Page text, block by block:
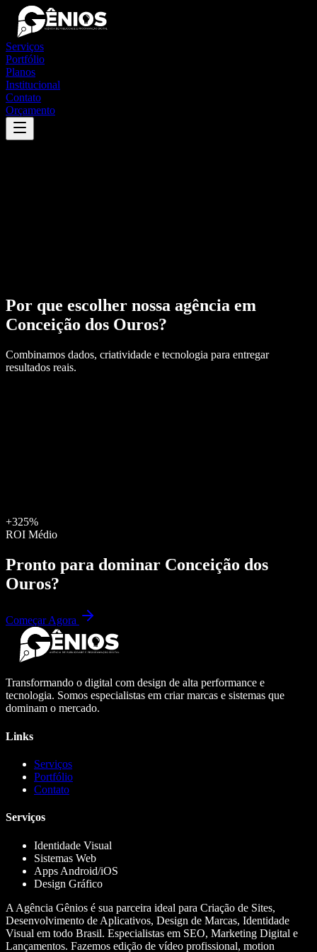
Serviços
Portfólio
Planos
Institucional
Contato
Orçamento
Por que escolher nossa agência em
Conceição dos Ouros?
Combinamos dados, criatividade e tecnologia para entregar
resultados reais.
+325%
ROI Médio
Pronto para dominar Conceição dos
Ouros?
Começar Agora
Transformando o digital com design de alta performance e
tecnologia. Somos especialistas em criar marcas e sistemas que
dominam o mercado.
Links
Serviços
Portfólio
Contato
Serviços
Identidade Visual
Sistemas Web
Apps Android/iOS
Design Gráfico
A Agência Gênios é sua parceira ideal para Criação de Sites,
Desenvolvimento de Aplicativos, Design de Marcas, Identidade
Visual em todo Brasil. Especialistas em SEO, Marketing Digital e
Lançamentos. Fazemos edição de vídeo profissional, motion